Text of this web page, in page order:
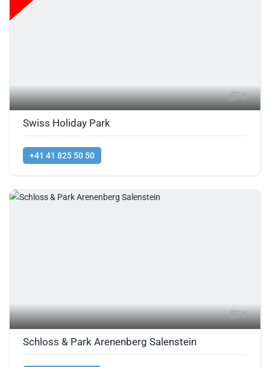
5
Swiss Holiday Park
+41 41 825 50 50
7
Schloss & Park Arenenberg Salenstein